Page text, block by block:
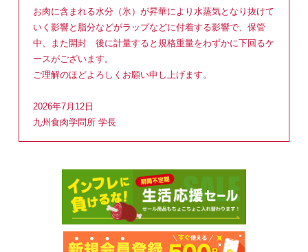
お肉に含まれる水分（氷）が昇華により水蒸気となり抜けて
いく影響と脂分などがラップなどに付着する影響で、保管
中、また開封 後に計量すると規格重量をわずかに下回るケ
ースがございます。
ご理解のほどよろしくお願い申し上げます。
2026年7月12日
九州食肉学問所 学長